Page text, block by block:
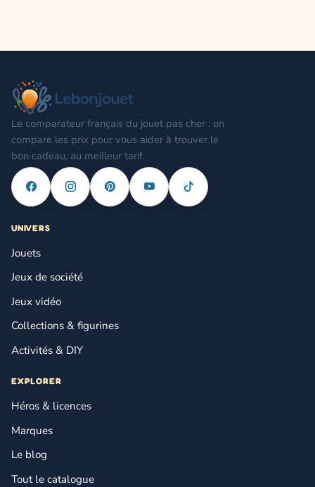
Le comparateur français du jouet pas cher : on
compare les prix pour vous aider à trouver le
bon cadeau, au meilleur tarif.
UNIVERS
Jouets
Jeux de société
Jeux vidéo
Collections & figurines
Activités & DIY
EXPLORER
Héros & licences
Marques
Le blog
Tout le catalogue